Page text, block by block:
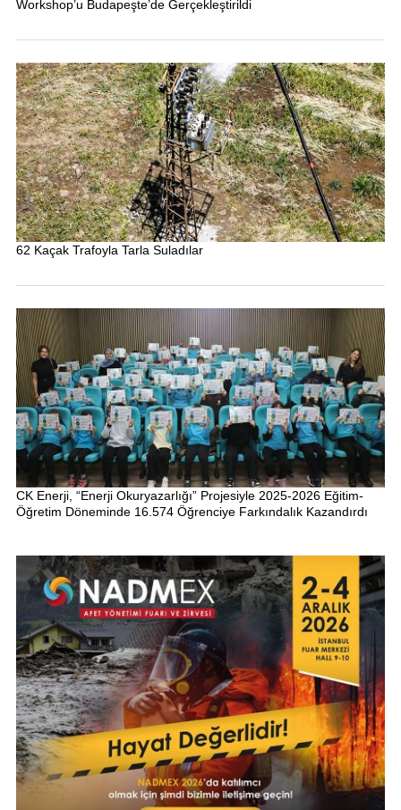
Workshop’u Budapeşte’de Gerçekleştirildi
62 Kaçak Trafoyla Tarla Suladılar
CK Enerji, “Enerji Okuryazarlığı” Projesiyle 2025-2026 Eğitim-
Öğretim Döneminde 16.574 Öğrenciye Farkındalık Kazandırdı